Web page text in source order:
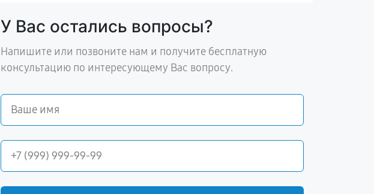
У Вас остались вопросы?
Напишите или позвоните нам и получите бесплатную
консультацию по интересующему Вас вопросу.